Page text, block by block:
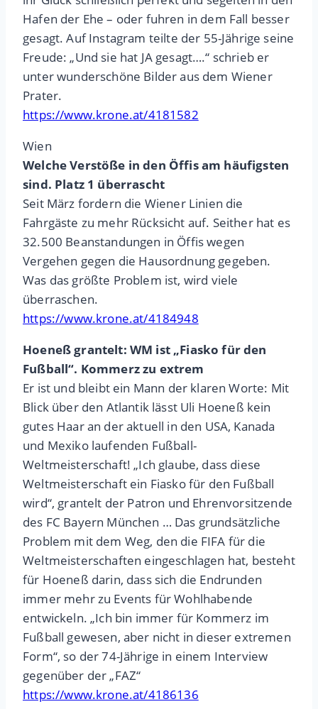
Hafen der Ehe – oder fuhren in dem Fall besser
gesagt. Auf Instagram teilte der 55-Jährige seine
Freude: „Und sie hat JA gesagt….“ schrieb er
unter wunderschöne Bilder aus dem Wiener
Prater.
https://www.krone.at/4181582
Wien
Welche Verstöße in den Öffis am häufigsten
sind. Platz 1 überrascht
Seit März fordern die Wiener Linien die
Fahrgäste zu mehr Rücksicht auf. Seither hat es
32.500 Beanstandungen in Öffis wegen
Vergehen gegen die Hausordnung gegeben.
Was das größte Problem ist, wird viele
überraschen.
https://www.krone.at/4184948
Hoeneß grantelt: WM ist „Fiasko für den
Fußball“. Kommerz zu extrem
Er ist und bleibt ein Mann der klaren Worte: Mit
Blick über den Atlantik lässt Uli Hoeneß kein
gutes Haar an der aktuell in den USA, Kanada
und Mexiko laufenden Fußball-
Weltmeisterschaft! „Ich glaube, dass diese
Weltmeisterschaft ein Fiasko für den Fußball
wird“, grantelt der Patron und Ehrenvorsitzende
des FC Bayern München … Das grundsätzliche
Problem mit dem Weg, den die FIFA für die
Weltmeisterschaften eingeschlagen hat, besteht
für Hoeneß darin, dass sich die Endrunden
immer mehr zu Events für Wohlhabende
entwickeln. „Ich bin immer für Kommerz im
Fußball gewesen, aber nicht in dieser extremen
Form“, so der 74-Jährige in einem Interview
gegenüber der „FAZ“
https://www.krone.at/4186136